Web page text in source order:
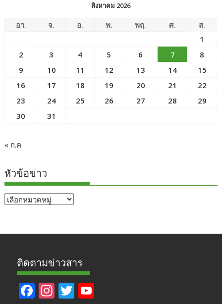
สิงหาคม 2026
อา. จ. อ. พ. พฤ. ศ.
ส.
1
2
3 4 5 6 7
8
9
10 11 12 13 14
15
16
17 18 19 20 21
22
23
24 25 26 27 28
29
30
31
« ก.ค.
หัวข้อข่าว
หัวข้อ
ติดตามข่าวสาร
F In T